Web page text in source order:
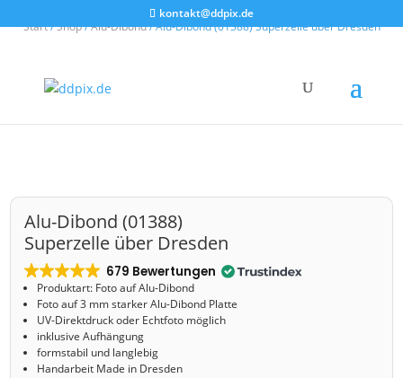
kontakt@ddpix.de
Start/Shop/Alu-Dibond/ Alu-Dibond (01388) Superzelle über Dresden
Alu-Dibond (01388)
Superzelle über Dresden
679 Bewertungen
Produktart: Foto auf Alu-Dibond
Foto auf 3 mm starker Alu-Dibond Platte
UV-Direktdruck oder Echtfoto möglich
inklusive Aufhängung
formstabil und langlebig
Handarbeit Made in Dresden